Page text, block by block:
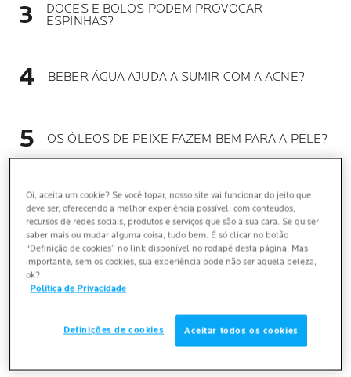
DOCES E BOLOS PODEM PROVOCAR
ESPINHAS?
BEBER ÁGUA AJUDA A SUMIR COM A ACNE?
OS ÓLEOS DE PEIXE FAZEM BEM PARA A PELE?
SUPLEMENTOS VITAMÍNICOS E MINERAIS
CURAM A ACNE?
COMIDAS GORDUROSAS CAUSAM ACNE?
O ÁLCOOL PODE PROVOCAR ESPINHAS?
Oi, aceita um cookie? Se você topar, nosso site vai funcionar do jeito que
deve ser, oferecendo a melhor experiência possível, com conteúdos,
recursos de redes sociais, produtos e serviços que são a sua cara. Se quiser
saber mais ou mudar alguma coisa, tudo bem. É só clicar no botão
“Definição de cookies” no link disponível no rodapé desta página. Mas
importante, sem os cookies, sua experiência pode não ser aquela beleza,
ok?
Política de Privacidade
Definições de cookies Aceitar todos os cookies